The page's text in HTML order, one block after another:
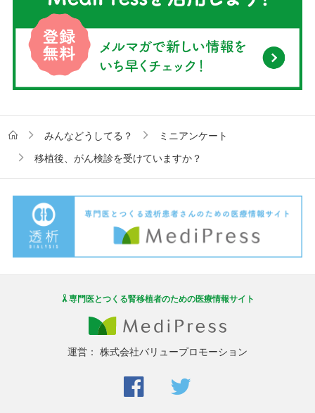
みんなどうしてる？
ミニアンケート
移植後、がん検診を受けていますか？
専門医とつくる腎移植者のための医療情報サイト
運営： 株式会社バリュープロモーション